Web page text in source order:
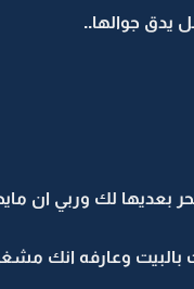
يدق جوالها..
بعديها لك وربي ان
وعارفه انك